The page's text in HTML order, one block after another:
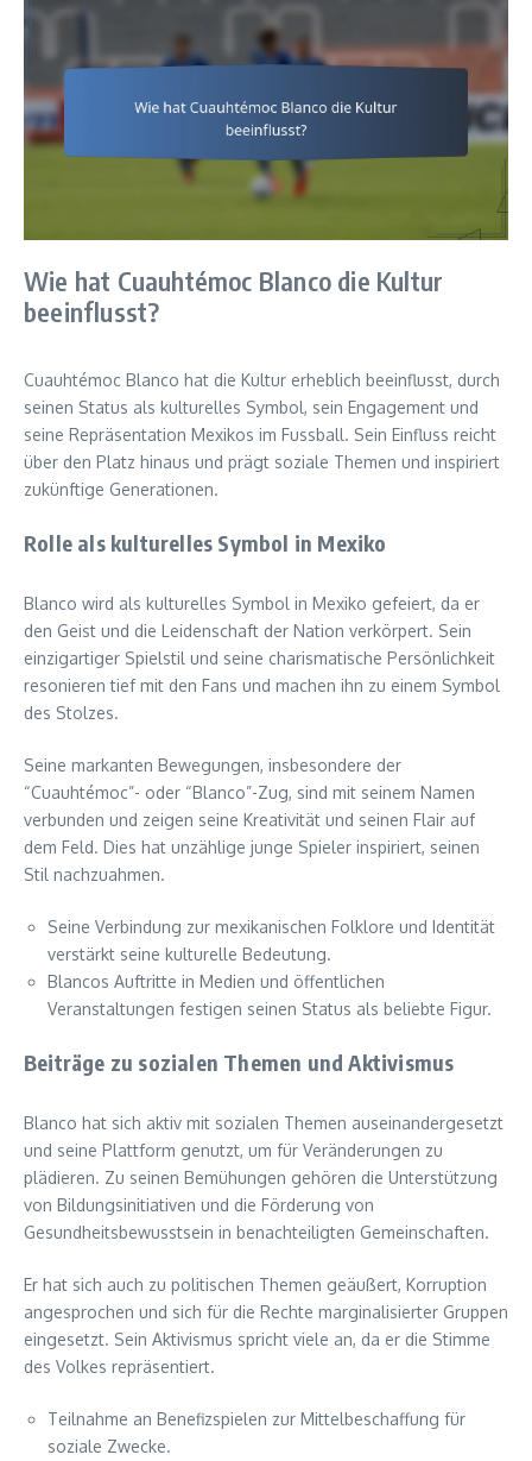
Wie hat Cuauhtémoc Blanco die Kultur
beeinflusst?
Cuauhtémoc Blanco hat die Kultur erheblich beeinflusst, durch
seinen Status als kulturelles Symbol, sein Engagement und
seine Repräsentation Mexikos im Fussball. Sein Einfluss reicht
über den Platz hinaus und prägt soziale Themen und inspiriert
zukünftige Generationen.
Rolle als kulturelles Symbol in Mexiko
Blanco wird als kulturelles Symbol in Mexiko gefeiert, da er
den Geist und die Leidenschaft der Nation verkörpert. Sein
einzigartiger Spielstil und seine charismatische Persönlichkeit
resonieren tief mit den Fans und machen ihn zu einem Symbol
des Stolzes.
Seine markanten Bewegungen, insbesondere der
“Cuauhtémoc”- oder “Blanco”-Zug, sind mit seinem Namen
verbunden und zeigen seine Kreativität und seinen Flair auf
dem Feld. Dies hat unzählige junge Spieler inspiriert, seinen
Stil nachzuahmen.
Seine Verbindung zur mexikanischen Folklore und Identität
verstärkt seine kulturelle Bedeutung.
Blancos Auftritte in Medien und öffentlichen
Veranstaltungen festigen seinen Status als beliebte Figur.
Beiträge zu sozialen Themen und Aktivismus
Blanco hat sich aktiv mit sozialen Themen auseinandergesetzt
und seine Plattform genutzt, um für Veränderungen zu
plädieren. Zu seinen Bemühungen gehören die Unterstützung
von Bildungsinitiativen und die Förderung von
Gesundheitsbewusstsein in benachteiligten Gemeinschaften.
Er hat sich auch zu politischen Themen geäußert, Korruption
angesprochen und sich für die Rechte marginalisierter Gruppen
eingesetzt. Sein Aktivismus spricht viele an, da er die Stimme
des Volkes repräsentiert.
Teilnahme an Benefizspielen zur Mittelbeschaffung für
soziale Zwecke.